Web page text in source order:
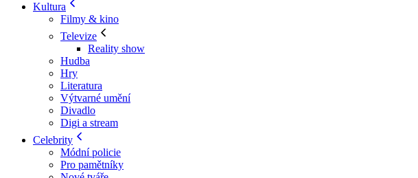
Kultura
Filmy & kino
Televize
Reality show
Hudba
Hry
Literatura
Výtvarné umění
Divadlo
Digi a stream
Celebrity
Módní policie
Pro pamětníky